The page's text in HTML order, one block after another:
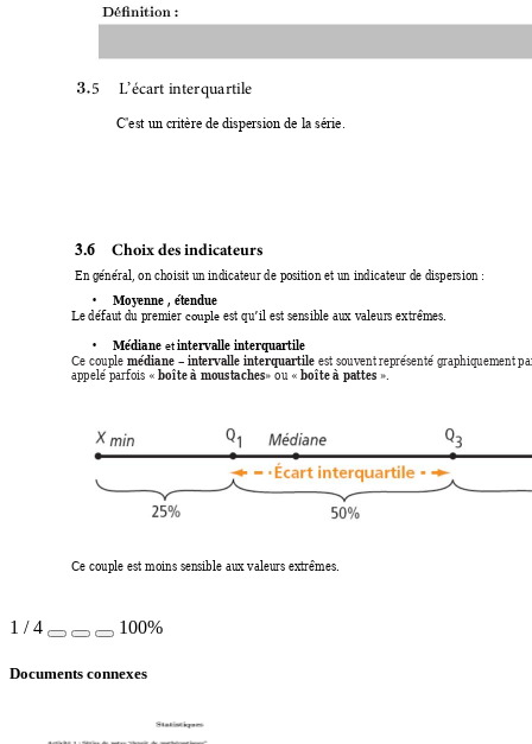
5 L’écart interquartile
C'est un critère de dispersion de la série.
3.6 Choix des indicateurs
En général, on choisit un indicateur de position et un indicateur de dispersion :
• Moyenne , étendue
Le défaut du premier couple est qu’il est sensible aux valeurs extrêmes.
• Médiane et intervalle interquartile
Ce couple médiane – intervalle interquartile est souvent représenté graphiquement
appelé parfois «boîte à moustaches» ou « boîte à pattes ».
Ce couple est moins sensible aux valeurs extrêmes.
1 /4 100%
Documents connexes